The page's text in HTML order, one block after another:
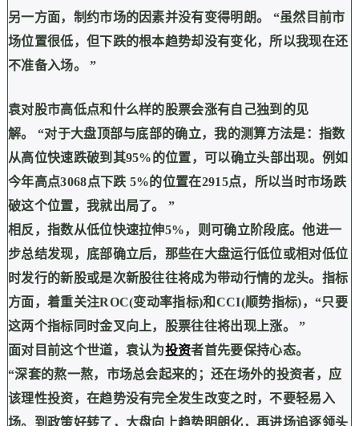
另一方面，制约市场的因素并没有变得明朗。
“虽然目前市
场位置很低，但下跌的根本趋势却没有变化，所以我现在还
不准备入场。
”
袁对股市高低点和什么样的股票会涨有自己独到的见
解。
“对于大盘顶部与底部的确立，我的测算方法是：指数
从高位快速跌破到其95%的位置，可以确立头部出现。例如
今年高点3068点下跌 5%的位置在2915点，所以当时市场跌
破这个位置，我就出局了。
”
相反，指数从低位快速拉伸5%，则可确立阶段底。他进一
步总结发现，底部确立后，那些在大盘运行低位或相对低位
时发行的新股或是次新股往往将成为带动行情的龙头。指标
方面，着重关注ROC(变动率指标)和CCI(顺势指标)， “只要
这两个指标同时金叉向上，股票往往将出现上涨。
”
面对目前这个世道，袁认为投资者首先要保持心态。
“深套的熬一熬，市场总会起来的；还在场外的投资者，应
该理性投资，在趋势没有完全发生改变之时，不要轻易入
场。到政策好转了，大盘向上趋势明朗化，再进场追逐领头